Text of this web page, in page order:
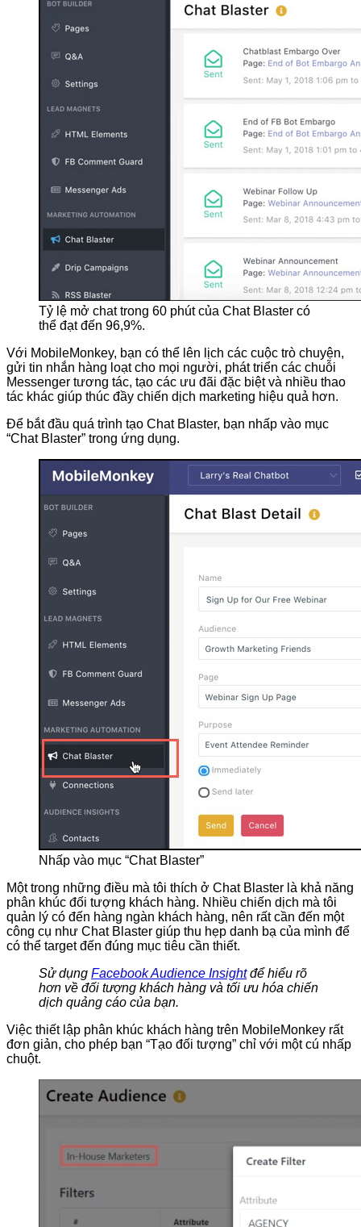
Tỷ lệ mở chat trong 60 phút của Chat Blaster có
thể đạt đến 96,9%.
Với MobileMonkey, bạn có thể lên lịch các cuộc trò chuyện,
gửi tin nhắn hàng loạt cho mọi người, phát triển các chuỗi
Messenger tương tác, tạo các ưu đãi đặc biệt và nhiều thao
tác khác giúp thúc đầy chiến dịch marketing hiệu quả hơn.
Để bắt đầu quá trình tạo Chat Blaster, bạn nhấp vào mục
“Chat Blaster” trong ứng dụng.
Nhấp vào mục “Chat Blaster”
Một trong những điều mà tôi thích ở Chat Blaster là khả năng
phân khúc đối tượng khách hàng. Nhiều chiến dịch mà tôi
quản lý có đến hàng ngàn khách hàng, nên rất cần đến một
công cụ như Chat Blaster giúp thu hẹp danh bạ của mình để
có thể target đến đúng mục tiêu cần thiết.
Sử dụng Facebook Audience Insightđể hiểu rõ
hơn về đối tượng khách hàng và tối ưu hóa chiến
dịch quảng cáo của bạn.
Việc thiết lập phân khúc khách hàng trên MobileMonkey rất
đơn giản, cho phép bạn “Tạo đối tượng” chỉ với một cú nhấp
chuột.